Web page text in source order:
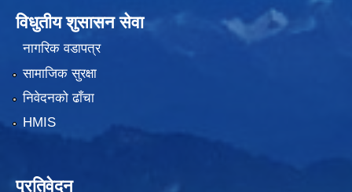
विधुतीय शुसासन सेवा
नागरिक वडापत्र
सामाजिक सुरक्षा
निवेदनको ढाँचा
HMIS
प्रतिवेदन